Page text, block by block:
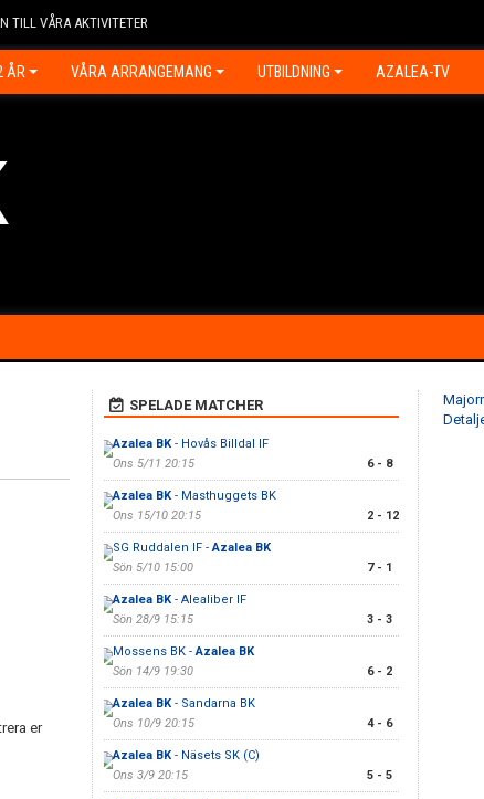
TILL VÅRA AKTIVITETER
ÅR VÅRA ARRANGEMANG UTBILDNING AZALEA-TV
er
SPELADE MATCHER
Azalea BK- Hovås Billdal IF
Ons 5/11 20:15
6 - 8
Azalea BK- Masthuggets BK
Ons 15/10 20:15
2 - 12
SG Ruddalen IF -Azalea BK
Sön 5/10 15:00
7 - 1
Azalea BK- Alealiber IF
Sön 28/9 15:15
3 - 3
Mossens BK -Azalea BK
Sön 14/9 19:30
6 - 2
Azalea BK- Sandarna BK
Ons 10/9 20:15
4 - 6
Azalea BK- Näsets SK (C)
Ons 3/9 20:15
5 - 5